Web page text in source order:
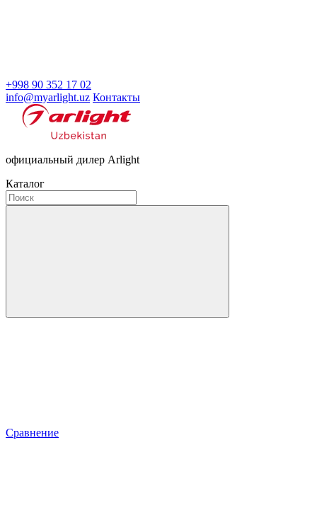
+998 90 352 17 02
info@myarlight.uz Контакты
официальный дилер Arlight
Каталог
Сравнение